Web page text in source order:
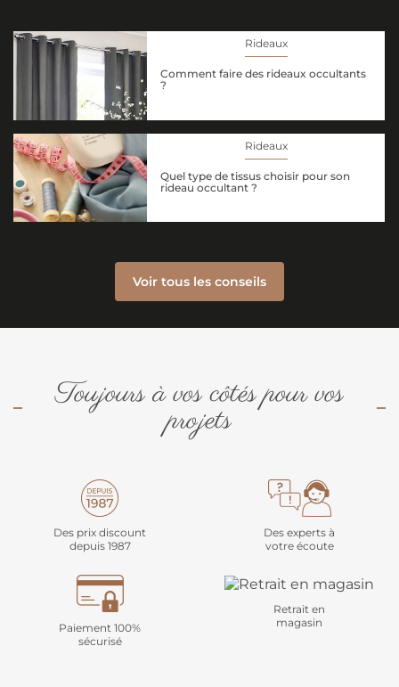
Rideaux
Comment faire des rideaux occultants
?
Rideaux
Quel type de tissus choisir pour son
rideau occultant ?
Voir tous les conseils
Toujours à vos côtés pour vos
projets
Des prix discount
depuis 1987
Des experts à
votre écoute
Paiement 100%
sécurisé
Retrait en
magasin